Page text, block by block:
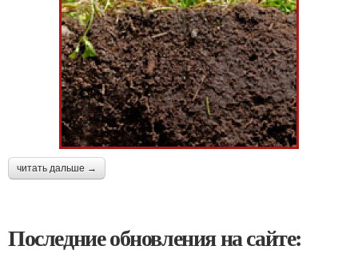
читать дальше →
Последние обновления на сайте: